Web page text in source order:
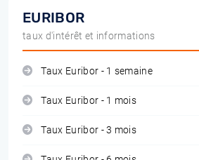
EURIBOR
taux d'intérêt et informations
Taux Euribor - 1 semaine
Taux Euribor - 1 mois
Taux Euribor - 3 mois